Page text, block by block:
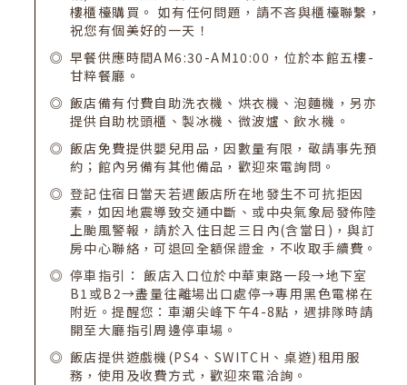
樓櫃檯購買。 如有任何問題，請不吝與櫃檯聯繫，
祝您有個美好的一天！
早餐供應時間AM6:30-AM10:00，位於本館五樓-
甘粹餐廳。
飯店備有付費自助洗衣機、烘衣機、泡麵機，另亦
提供自助枕頭櫃、製冰機、微波爐、飲水機。
飯店免費提供嬰兒用品，因數量有限，敬請事先預
約；館內另備有其他備品，歡迎來電詢問。
登記住宿日當天若遇飯店所在地發生不可抗拒因
素，如因地震導致交通中斷、或中央氣象局發佈陸
上颱風警報，請於入住日起三日內(含當日)，與訂
房中心聯絡，可退回全額保證金，不收取手續費。
停車指引： 飯店入口位於中華東路一段→地下室
B1或B2→盡量往離場出口處停→專用黑色電梯在
附近。提醒您：車潮尖峰下午4-8點，遇排隊時請
開至大廳指引周邊停車場。
飯店提供遊戲機(PS4、SWITCH、桌遊)租用服
務，使用及收費方式，歡迎來電洽詢。